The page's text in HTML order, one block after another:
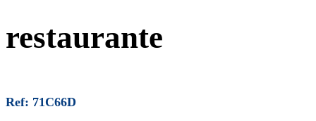
restaurante
Ref: 71C66D